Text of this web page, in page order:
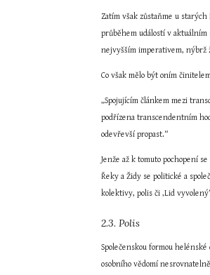
Zatím však zůstaňme u
průběhem událostí v
nejvyšším imperativem, nýbrž
Co však mělo být oním
„Spojujícím článkem mezi
podřízena transcendentním
odevřevší propast.“
Jenže až k tomuto pochopení
Řeky a Židy se politické a
kolektivy, polis či ‚Lid
2.3. Polis
Společenskou formou
osobního vědomí